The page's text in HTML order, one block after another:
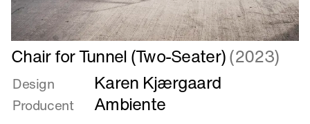
Læs
mere
om
Chair
for
Chair for Tunnel (Two-Seater)(2023)
Design Karen Kjærgaard
Producent Ambiente